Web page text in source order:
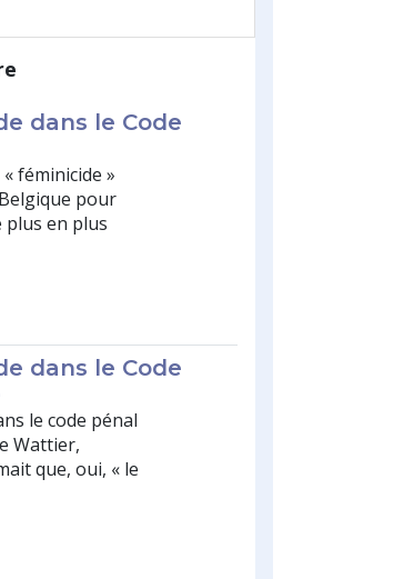
dans le Code
féminicide »
pour
plus en plus
dans le Code
le code pénal
Wattier,
que, oui, « le